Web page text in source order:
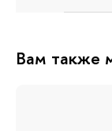
Вам также